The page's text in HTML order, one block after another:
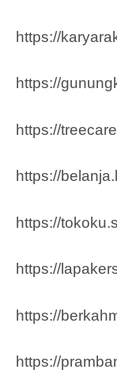
https://
https://
https://
https://
https://
https://
https://
https://